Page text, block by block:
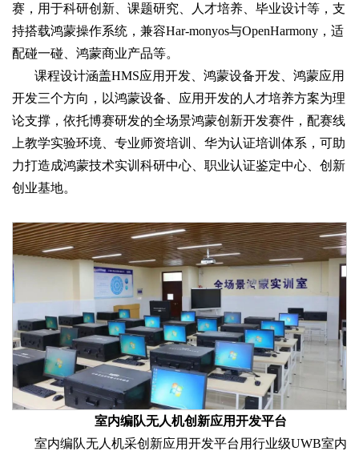
赛，用于科研创新、课题研究、人才培养、毕业设计等，支
持搭载鸿蒙操作系统，兼容Har-monyos与OpenHarmony，适
配碰一碰、鸿蒙商业产品等。
课程设计涵盖HMS应用开发、鸿蒙设备开发、鸿蒙应用
开发三个方向，以鸿蒙设备、应用开发的人才培养方案为理
论支撑，依托博赛研发的全场景鸿蒙创新开发赛件，配赛线
上教学实验环境、专业师资培训、华为认证培训体系，可助
力打造成鸿蒙技术实训科研中心、职业认证鉴定中心、创新
创业基地。
室内编队无人机创新应用开发平台
室内编队无人机采创新应用开发平台用行业级UWB室内